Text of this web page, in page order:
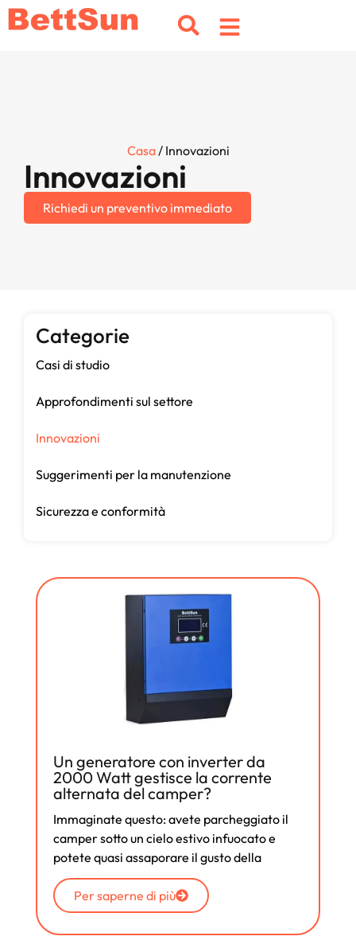
Casa/ Innovazioni
Innovazioni
Richiedi un preventivo immediato
Categorie
Casi di studio
Approfondimenti sul settore
Innovazioni
Suggerimenti per la manutenzione
Sicurezza e conformità
Un generatore con inverter da
2000 Watt gestisce la corrente
alternata del camper?
Immaginate questo: avete parcheggiato il
camper sotto un cielo estivo infuocato e
potete quasi assaporare il gusto della
Per saperne di più